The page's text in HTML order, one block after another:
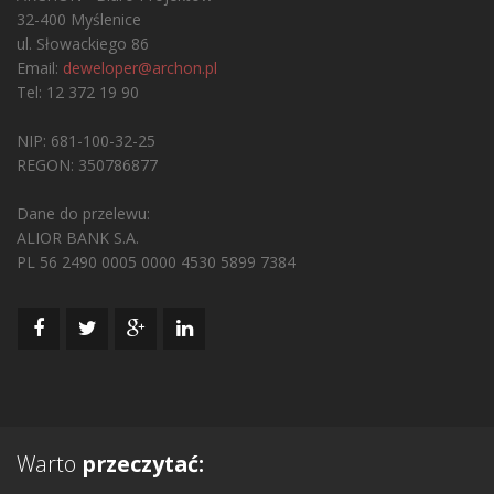
32-400 Myślenice
ul. Słowackiego 86
Email: deweloper@archon.pl
Tel: 12 372 19 90
NIP: 681-100-32-25
REGON: 350786877
Dane do przelewu:
ALIOR BANK S.A.
PL 56 2490 0005 0000 4530 5899 7384
Warto przeczytać: